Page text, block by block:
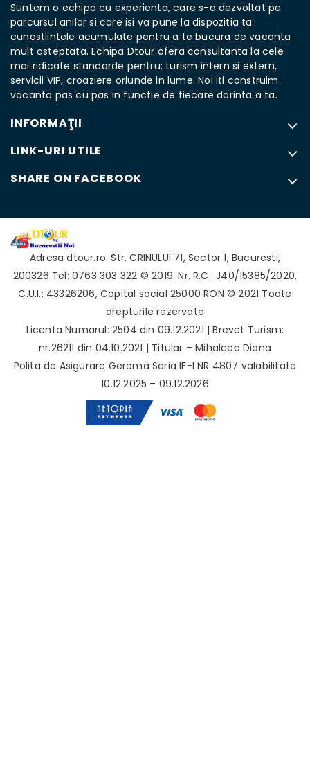
Suntem o echipa cu experienta, care s-a dezvoltat pe
parcursul anilor si care isi va pune la dispozitia ta
cunostiintele acumulate pentru a te bucura de vacanta
mult asteptata. Echipa Dtour ofera consultanta la cele
mai ridicate standarde pentru: turism intern si extern,
servicii VIP, croaziere oriunde in lume. Noi iti construim
vacanta pas cu pas in functie de fiecare dorinta a ta.
INFORMAŢII
LINK-URI UTILE
SHARE ON FACEBOOK
Adresadtour.ro:Str. CRINULUI 71, Sector 1,Bucuresti,
200326 Tel: 0763 303 322 © 2019. Nr. R.C.: J40/15385/2020,
C.U.I.: 43326206, Capital social 25000 RON © 2021 Toate
drepturile rezervate
Licenta Numarul: 2504 din 09.12.2021 | Brevet Turism:
nr.26211 din 04.10.2021 | Titular – Mihalcea Diana
Polita de Asigurare Geroma Seria IF-I NR 4807 valabilitate
10.12.2025 – 09.12.2026